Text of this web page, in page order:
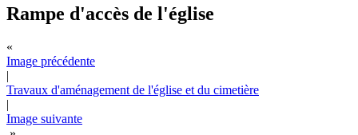
Rampe d'accès de l'église
«
Image précédente
|
Travaux d'aménagement de l'église et du cimetière
|
Image suivante